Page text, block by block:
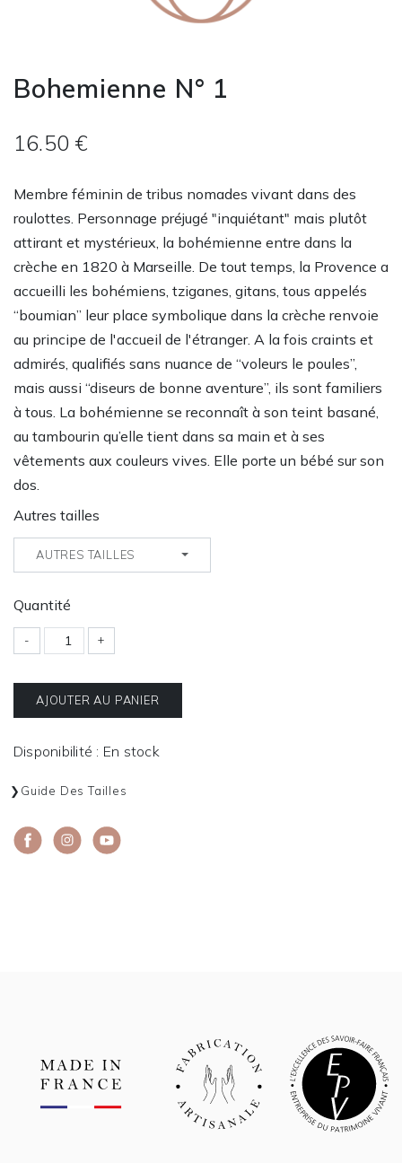
Bohemienne N° 1
16.50 €
Membre féminin de tribus nomades vivant dans des
roulottes. Personnage préjugé "inquiétant" mais plutôt
attirant et mystérieux, la bohémienne entre dans la
crèche en 1820 à Marseille. De tout temps, la Provence a
accueilli les bohémiens, tziganes, gitans, tous appelés
“boumian” leur place symbolique dans la crèche renvoie
au principe de l'accueil de l'étranger. A la fois craints et
admirés, qualifiés sans nuance de “voleurs le poules”,
mais aussi “diseurs de bonne aventure”, ils sont familiers
à tous. La bohémienne se reconnaît à son teint basané,
au tambourin qu’elle tient dans sa main et à ses
vêtements aux couleurs vives. Elle porte un bébé sur son
dos.
Autres tailles
AUTRES TAILLES
Quantité
- +
AJOUTER AU PANIER
Disponibilité : En stock
Guide Des Tailles